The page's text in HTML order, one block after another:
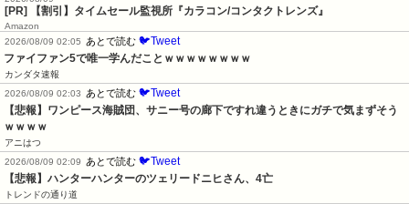
[PR] 【割引】タイムセール監視所『カラコン/コンタクトレンズ』
Amazon
2026/08/09 02:05
あとで読む 🐦Tweet
ファイファン5で唯一学んだことｗｗｗｗｗｗｗｗ
カンダタ速報
2026/08/09 02:03
あとで読む 🐦Tweet
【悲報】ワンピース海賊団、サニー号の廊下ですれ違うときにガチで気まずそう
ｗｗｗｗ
アニはつ
2026/08/09 02:09
あとで読む 🐦Tweet
【悲報】ハンターハンターのツェリードニヒさん、4亡
トレンドの通り道